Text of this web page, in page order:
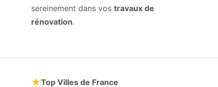
sereinement dans vos travaux de
rénovation.
★Top Villes de France